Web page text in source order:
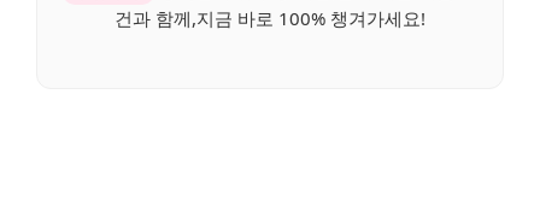
건과 함께,지금 바로 100% 챙겨가세요!